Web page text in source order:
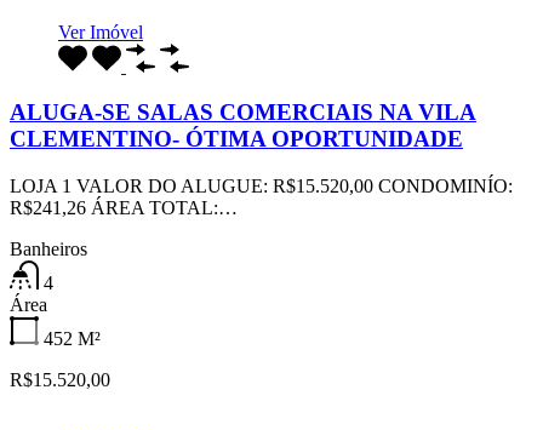
Ver Imóvel
ALUGA-SE SALAS COMERCIAIS NA VILA
CLEMENTINO- ÓTIMA OPORTUNIDADE
LOJA 1 VALOR DO ALUGUE: R$15.520,00 CONDOMINÍO:
R$241,26 ÁREA TOTAL:…
Banheiros
4
Área
452 M²
R$15.520,00